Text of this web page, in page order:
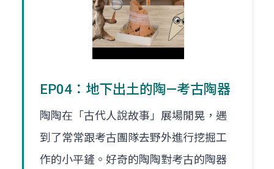
EP04：地下出土的陶—考古陶器
陶陶在「古代人說故事」展場閒晃，遇
到了常常跟考古團隊去野外進行挖掘工
作的小平鏟。好奇的陶陶對考古的陶器